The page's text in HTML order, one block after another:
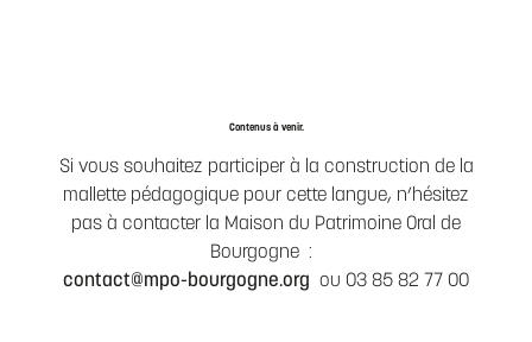
Contenus à venir.
Si vous souhaitez participer à la construction de la
mallette pédagogique pour cette langue, n’hésitez
pas à contacter la Maison du Patrimoine Oral de
Bourgogne :
contact@mpo-bourgogne.org ou 03 85 82 77 00